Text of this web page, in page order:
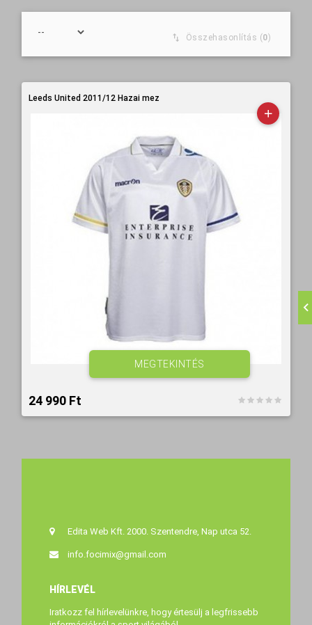
Összehasonlítás (0)
Leeds United 2011/12 Hazai mez
24 990 Ft‎
MEGTEKINTÉS
Edita Web Kft. 2000. Szentendre, Nap utca 52.
info.focimix@gmail.com
HÍRLEVÉL
Iratkozz fel hírlevelünkre, hogy értesülj a legfrissebb